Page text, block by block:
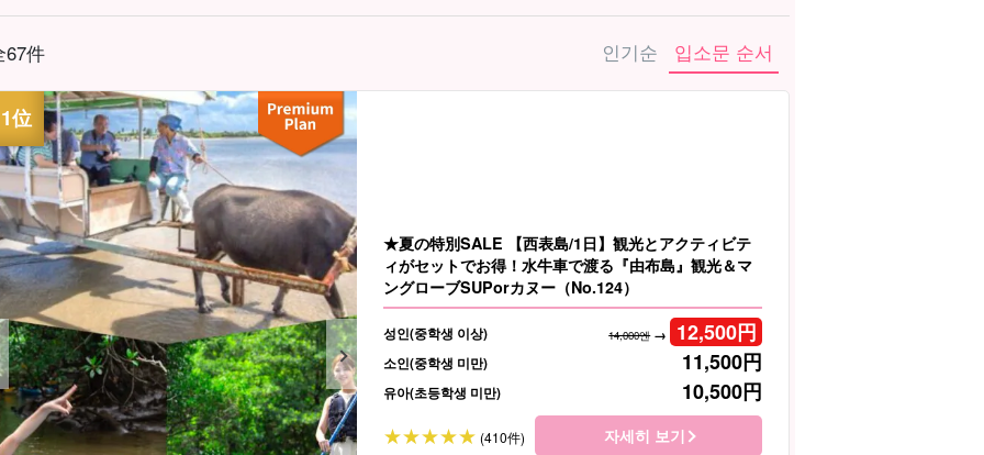
67件 인기순 입소문 순서
★夏の特別SALE 【西表島/1日】観光とアクティビテ
ィがセットでお得！水牛車で渡る『由布島』観光＆マ
ングローブSUPorカヌー（No.124）
성인(중학생 이상) 14,000엔→ 12,500円
소인(중학생 미만) 11,500円
유아(초등학생 미만) 10,500円
(410件) 자세히 보기